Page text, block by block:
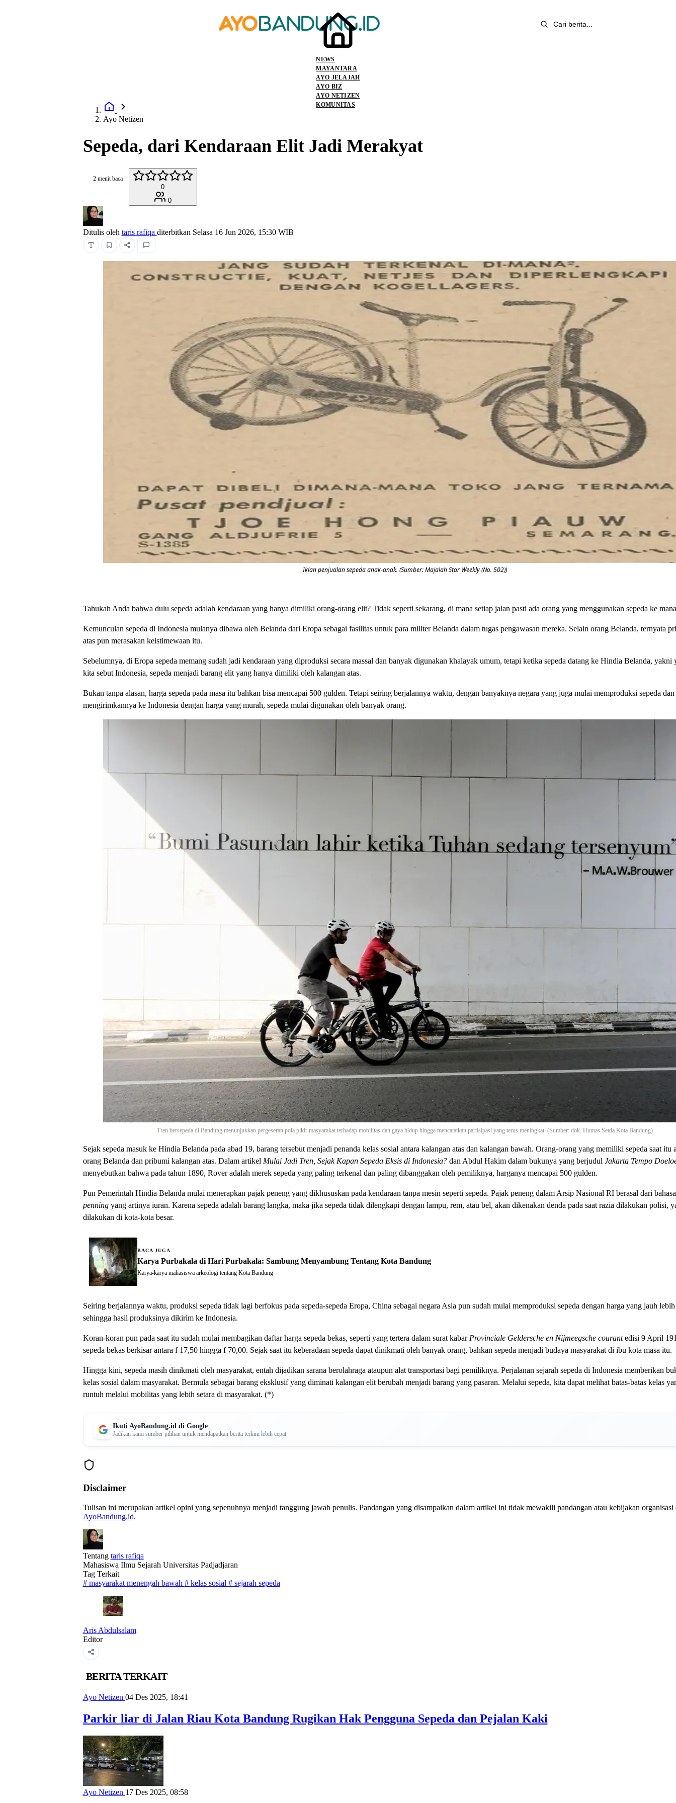
NEWS
MAYANTARA
AYO JELAJAH
AYO BIZ
AYO NETIZEN
KOMUNITAS
Ayo Netizen
Sepeda, dari Kendaraan Elit Jadi Merakyat
2 menit baca
0
0
Ditulis oleh taris rafiqa diterbitkan Selasa 16 Jun 2026, 15:30 WIB
Iklan penjualan sepeda anak-anak. (Sumber: Majalah Star Weekly (No. 502))
Tahukah Anda bahwa dulu sepeda adalah kendaraan yang hanya dimiliki orang-orang elit? Tidak seperti sekarang, di mana setiap jalan pasti ada orang yang menggunakan sepeda ke
Kemunculan sepeda di Indonesia mulanya dibawa oleh Belanda dari Eropa sebagai fasilitas untuk para militer Belanda dalam tugas pengawasan mereka. Selain orang Belanda, ternyata
atas pun merasakan keistimewaan itu.
Sebelumnya, di Eropa sepeda memang sudah jadi kendaraan yang diproduksi secara massal dan banyak digunakan khalayak umum, tetapi ketika sepeda datang ke Hindia Belanda, yakni
kita sebut Indonesia, sepeda menjadi barang elit yang hanya dimiliki oleh kalangan atas.
Bukan tanpa alasan, harga sepeda pada masa itu bahkan bisa mencapai 500 gulden. Tetapi seiring berjalannya waktu, dengan banyaknya negara yang juga mulai memproduksi sepeda dan
mengirimkannya ke Indonesia dengan harga yang murah, sepeda mulai digunakan oleh banyak orang.
Tren bersepeda di Bandung menunjukkan pergeseran pola pikir masyarakat terhadap mobilitas dan gaya hidup hingga mencatatkan partisipasi yang terus meningkat. (Sumber: dok. Humas Setda Kota Bandung)
Sejak sepeda masuk ke Hindia Belanda pada abad 19, barang tersebut menjadi penanda kelas sosial antara kalangan atas dan kalangan bawah. Orang-orang yang memiliki sepeda saat itu
orang Belanda dan pribumi kalangan atas. Dalam artikel Mulai Jadi Tren, Sejak Kapan Sepeda Eksis di Indonesia?dan Abdul Hakim dalam bukunya yang berjudul Jakarta Tempo
menyebutkan bahwa pada tahun 1890, Rover adalah merek sepeda yang paling terkenal dan paling dibanggakan oleh pemiliknya, harganya mencapai 500 gulden.
Pun Pemerintah Hindia Belanda mulai menerapkan pajak peneng yang dikhususkan pada kendaraan tanpa mesin seperti sepeda. Pajak peneng dalam Arsip Nasional RI berasal dari
penningyang artinya iuran. Karena sepeda adalah barang langka, maka jika sepeda tidak dilengkapi dengan lampu, rem, atau bel, akan dikenakan denda pada saat razia dilakukan polisi,
dilakukan di kota-kota besar.
BACA JUGA
Karya Purbakala di Hari Purbakala: Sambung Menyambung Tentang Kota Bandung
Karya-karya mahasiswa arkeologi tentang Kota Bandung
Seiring berjalannya waktu, produksi sepeda tidak lagi berfokus pada sepeda-sepeda Eropa, China sebagai negara Asia pun sudah mulai memproduksi sepeda dengan harga yang jauh
sehingga hasil produksinya dikirim ke Indonesia.
Koran-koran pun pada saat itu sudah mulai membagikan daftar harga sepeda bekas, seperti yang tertera dalam surat kabar Provinciale Geldersche en Nijmeegsche courantedisi 9 April
sepeda bekas berkisar antara f 17,50 hingga f 70,00. Sejak saat itu keberadaan sepeda dapat dinikmati oleh banyak orang, bahkan sepeda menjadi budaya masyarakat di ibu kota masa itu.
Hingga kini, sepeda masih dinikmati oleh masyarakat, entah dijadikan sarana berolahraga ataupun alat transportasi bagi pemiliknya. Perjalanan sejarah sepeda di Indonesia memberikan
kelas sosial dalam masyarakat. Bermula sebagai barang eksklusif yang diminati kalangan elit berubah menjadi barang yang pasaran. Melalui sepeda, kita dapat melihat batas-batas kelas
runtuh melalui mobilitas yang lebih setara di masyarakat. (*)
Ikuti AyoBandung.id di Google
Jadikan kami sumber pilihan untuk mendapatkan berita terkini lebih cepat
Disclaimer
Tulisan ini merupakan artikel opini yang sepenuhnya menjadi tanggung jawab penulis. Pandangan yang disampaikan dalam artikel ini tidak mewakili pandangan atau kebijakan organisasi
AyoBandung.id.
Tentang taris rafiqa
Mahasiswa Ilmu Sejarah Universitas Padjadjaran
Tag Terkait
# masyarakat menengah bawah # kelas sosial # sejarah sepeda
Aris Abdulsalam
Editor
BERITA TERKAIT
Ayo Netizen 04 Des 2025, 18:41
Parkir liar di Jalan Riau Kota Bandung Rugikan Hak Pengguna Sepeda dan Pejalan Kaki
Ayo Netizen 17 Des 2025, 08:58